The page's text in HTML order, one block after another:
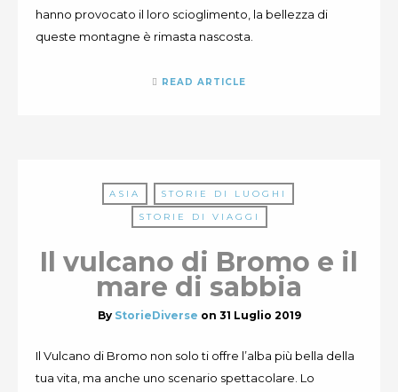
hanno provocato il loro scioglimento, la bellezza di
queste montagne è rimasta nascosta.
READ ARTICLE
ASIA
STORIE DI LUOGHI
STORIE DI VIAGGI
Il vulcano di Bromo e il
mare di sabbia
By StorieDiverse on 31 Luglio 2019
Il Vulcano di Bromo non solo ti offre l’alba più bella della
tua vita, ma anche uno scenario spettacolare. Lo